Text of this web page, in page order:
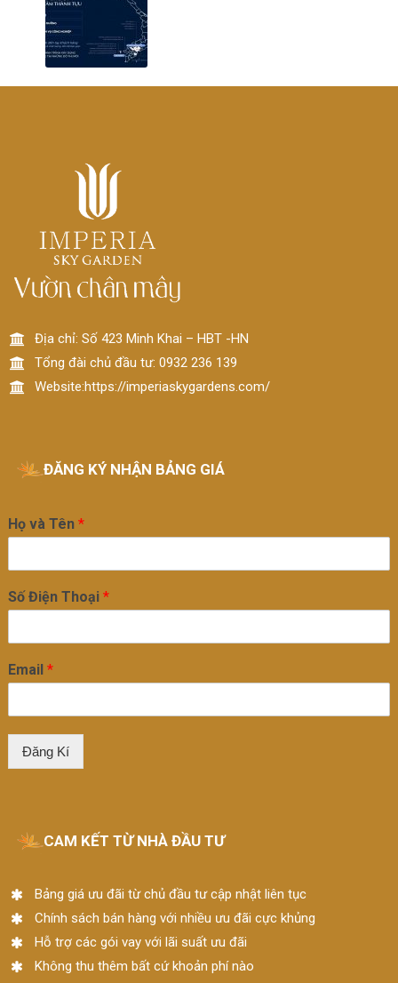
Địa chỉ: Số 423 Minh Khai – HBT -HN
Tổng đài chủ đầu tư: 0932 236 139
Website:https://imperiaskygardens.com/
ĐĂNG KÝ NHẬN BẢNG GIÁ
Họ và Tên *
Số Điện Thoại *
Email *
Đăng Kí
CAM KẾT TỪ NHÀ ĐẦU TƯ
Bảng giá ưu đãi từ chủ đầu tư cập nhật liên tục
Chính sách bán hàng với nhiều ưu đãi cực khủng
Hỗ trợ các gói vay với lãi suất ưu đãi
Không thu thêm bất cứ khoản phí nào